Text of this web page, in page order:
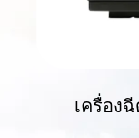
เครื่อง